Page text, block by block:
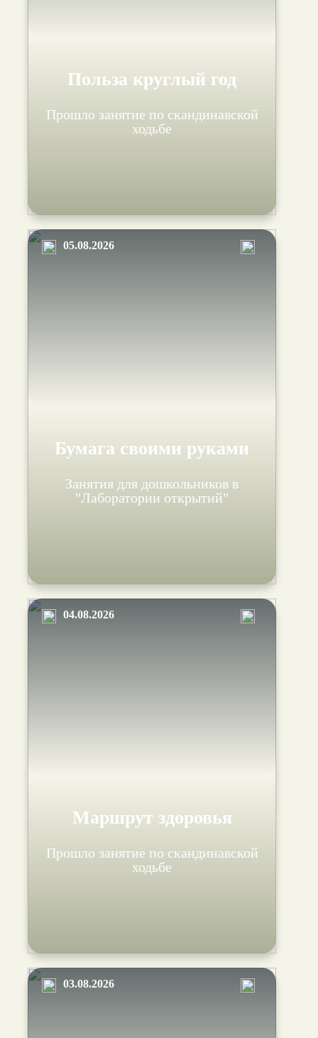
Польза круглый год
Прошло занятие по скандинавской
ходьбе
05.08.2026
Бумага своими руками
Занятия для дошкольников в
"Лаборатории открытий"
04.08.2026
Маршрут здоровья
Прошло занятие по скандинавской
ходьбе
03.08.2026